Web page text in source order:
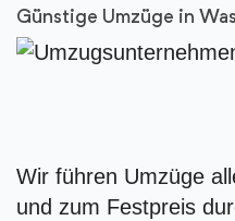
Günstige Umzüge in
Wir führen Umzüge
und zum Festpreis